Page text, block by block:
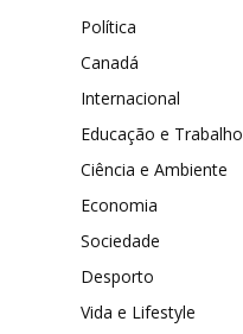
Política
Canadá
Internacional
Educação e Trabalho
Ciência e Ambiente
Economia
Sociedade
Desporto
Vida e Lifestyle